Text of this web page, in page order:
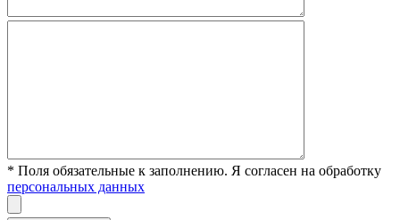
* Поля обязательные к заполнению. Я согласен на обработку
персональных данных